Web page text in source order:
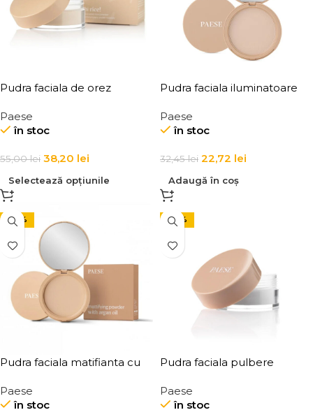
Pudra faciala de orez
Coloured Rice Powder 10g
Paese
în stoc
55,00lei 38,20 lei
Selectează opțiunile
Pudra faciala iluminatoare
Paese
în stoc
32,45lei 22,72 lei
Adaugă în coș
-30%
Pudra faciala matifianta cu
Mattifying Powder with
Argan Oil 8g
Paese
în stoc
-30%
Pudra faciala pulbere
ochilor Paese Puff Cloud
Under Eye Powder 5,3g
Paese
în stoc